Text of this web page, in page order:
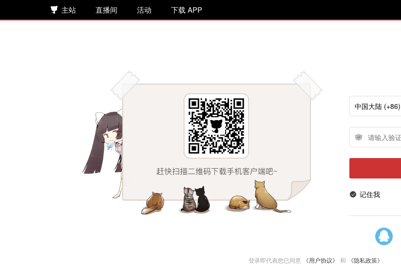
主站 直播间 活动 下载 APP
中国大陆 (+86)
记住我
登录即代表您已同意 《用户协议》 和 《隐私政策》